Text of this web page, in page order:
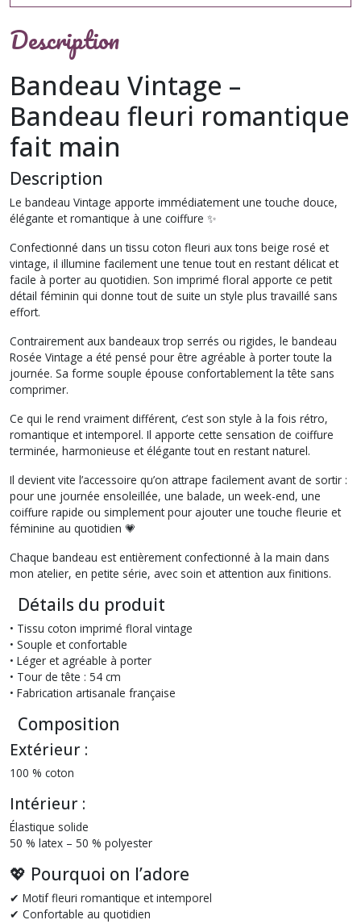
Description
Bandeau Vintage –
Bandeau fleuri romantique
fait main
Description
Le bandeau Vintage apporte immédiatement une touche douce,
élégante et romantique à une coiffure ✨
Confectionné dans un tissu coton fleuri aux tons beige rosé et
vintage, il illumine facilement une tenue tout en restant délicat et
facile à porter au quotidien. Son imprimé floral apporte ce petit
détail féminin qui donne tout de suite un style plus travaillé sans
effort.
Contrairement aux bandeaux trop serrés ou rigides, le bandeau
Rosée Vintage a été pensé pour être agréable à porter toute la
journée. Sa forme souple épouse confortablement la tête sans
comprimer.
Ce qui le rend vraiment différent, c’est son style à la fois rétro,
romantique et intemporel. Il apporte cette sensation de coiffure
terminée, harmonieuse et élégante tout en restant naturel.
Il devient vite l’accessoire qu’on attrape facilement avant de sortir :
pour une journée ensoleillée, une balade, un week-end, une
coiffure rapide ou simplement pour ajouter une touche fleurie et
féminine au quotidien 💗
Chaque bandeau est entièrement confectionné à la main dans
mon atelier, en petite série, avec soin et attention aux finitions.
Détails du produit
• Tissu coton imprimé floral vintage
• Souple et confortable
• Léger et agréable à porter
• Tour de tête : 54 cm
• Fabrication artisanale française
Composition
Extérieur :
100 % coton
Intérieur :
Élastique solide
50 % latex – 50 % polyester
💖 Pourquoi on l’adore
✔ Motif fleuri romantique et intemporel
✔ Confortable au quotidien